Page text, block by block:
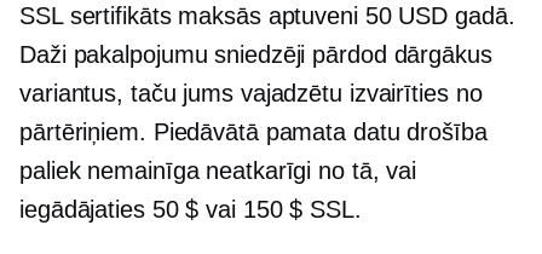
SSL sertifikāts maksās aptuveni 50 USD gadā.
Daži pakalpojumu sniedzēji pārdod dārgākus
variantus, taču jums vajadzētu izvairīties no
pārtēriņiem. Piedāvātā pamata datu drošība
paliek nemainīga neatkarīgi no tā, vai
iegādājaties 50 $ vai 150 $ SSL.